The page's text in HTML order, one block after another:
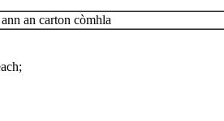
an carton còmhla